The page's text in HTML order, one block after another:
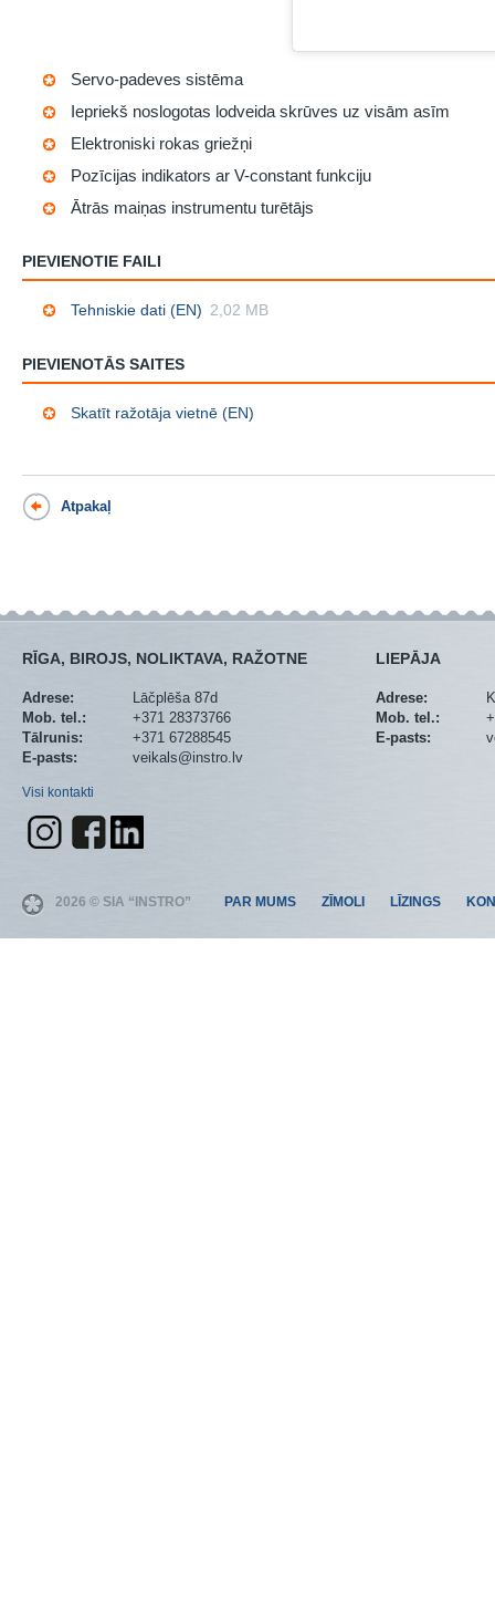
Servo-padeves sistēma
Iepriekš noslogotas lodveida skrūves uz visām asīm
Elektroniski rokas griežņi
Pozīcijas indikators ar V-constant funkciju
Ātrās maiņas instrumentu turētājs
PIEVIENOTIE FAILI
Tehniskie dati (EN) 2,02 MB
PIEVIENOTĀS SAITES
Skatīt ražotāja vietnē (EN)
Atpakaļ
RĪGA, BIROJS, NOLIKTAVA, RAŽOTNE
Adrese:
Lāčplēša 87d
Mob. tel.:
+371 28373766
Tālrunis:
+371 67288545
E-pasts:
veikals@instro.lv
Visi kontakti
LIEPĀJA
Adrese:
Mob. tel.:
E-pasts:
2026 © SIA “INSTRO” PAR MUMS ZĪMOLI LĪZINGS